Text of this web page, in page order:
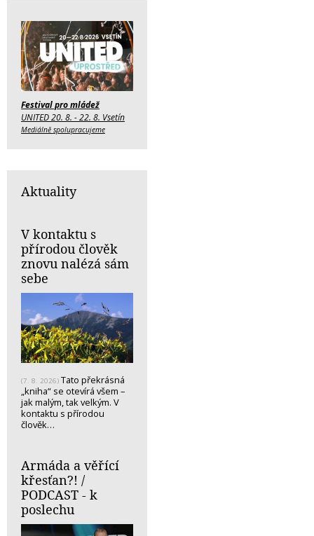
Festival pro mládež
UNITED 20. 8. - 22. 8. Vsetín
Mediálně spolupracujeme
Aktuality
V kontaktu s
přírodou člověk
znovu nalézá sám
sebe
(7. 8. 2026) Tato překrásná
„kniha“ se otevírá všem –
jak malým, tak velkým. V
kontaktu s přírodou
člověk…
Armáda a věřící
křesťan?! /
PODCAST - k
poslechu